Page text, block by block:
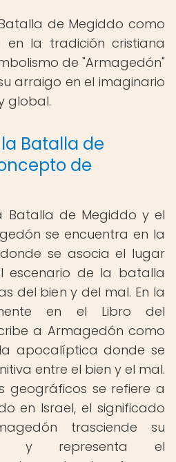
de Megiddo como
en la tradición cristiana
de "Armagedón"
arraigo en el imaginario
global.
Batalla de
de
Batalla de Megiddo y el
se encuentra en la
se asocia el lugar
escenario de la batalla
del bien y del mal. En la
en el Libro del
a Armagedón como
apocalíptica donde se
entre el bien y el mal.
geográficos se refiere a
en Israel, el significado
trasciende su
y representa el